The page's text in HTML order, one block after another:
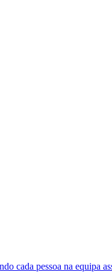
cada pessoa na equipa